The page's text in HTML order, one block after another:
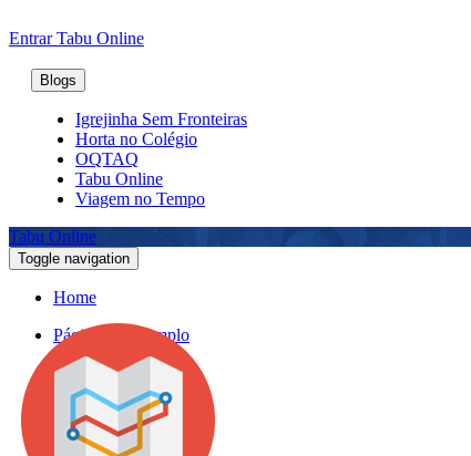
EntrarTabu Online
Blogs
Igrejinha Sem Fronteiras
Horta no Colégio
OQTAQ
Tabu Online
Viagem no Tempo
Tabu Online
Toggle navigation
Home
Página de Exemplo